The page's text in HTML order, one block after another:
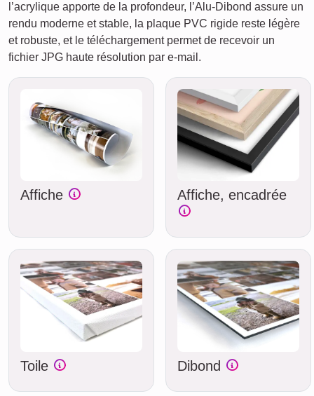
l’acrylique apporte de la profondeur, l’Alu-Dibond assure un
rendu moderne et stable, la plaque PVC rigide reste légère
et robuste, et le téléchargement permet de recevoir un
fichier JPG haute résolution par e-mail.
Affiche Affiche, encadrée
Toile Dibond